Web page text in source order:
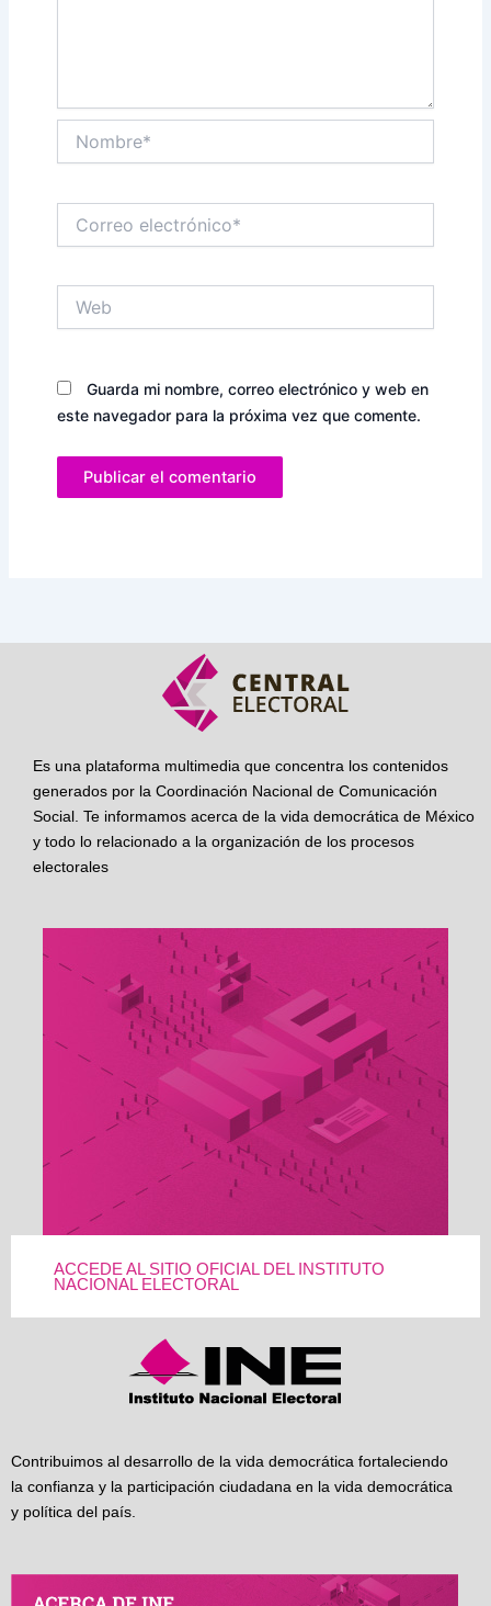
electrónico*
Guarda mi nombre, correo electrónico y web en
este navegador para la próxima vez que comente.
Es una plataforma multimedia que concentra los contenidos
generados por la Coordinación Nacional de Comunicación
Social. Te informamos acerca de la vida democrática de México
y todo lo relacionado a la organización de los procesos
electorales
ACCEDE AL SITIO OFICIAL DEL INSTITUTO
NACIONAL ELECTORAL
Contribuimos al desarrollo de la vida democrática fortaleciendo
la confianza y la participación ciudadana en la vida democrática
y política del país.